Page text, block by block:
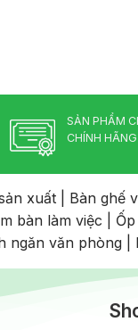
SẢN PHẨM
CHÍNH
xuất Bàn ghế
bàn làm việc
ngăn văn phòng